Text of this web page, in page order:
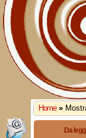
Home »
Da